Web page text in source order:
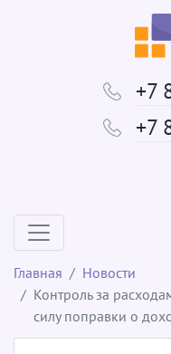
+7
+7
Главная
Новости
Контроль за
силу поправки о